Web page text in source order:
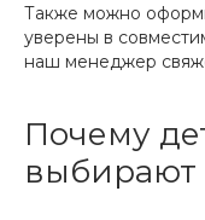
Также можно
уверены в
наш менеджер
Почему
выбирают